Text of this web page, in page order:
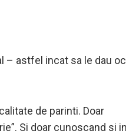
– astfel incat sa le dau
de parinti. Doar
Si doar cunoscand si